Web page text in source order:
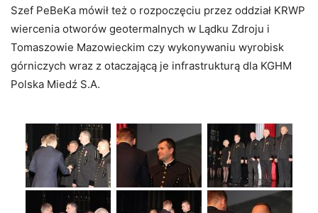
Szef PeBeKa mówił też o rozpoczęciu przez oddział KRWP
wiercenia otworów geotermalnych w Lądku Zdroju i
Tomaszowie Mazowieckim czy wykonywaniu wyrobisk
górniczych wraz z otaczającą je infrastrukturą dla KGHM
Polska Miedź S.A.